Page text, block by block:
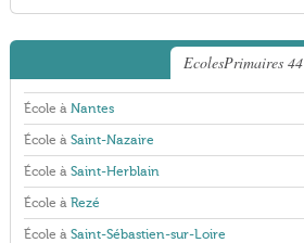
EcolesPrimaires 44
École à Nantes
École à Saint-Nazaire
École à Saint-Herblain
École à Rezé
École à Saint-Sébastien-sur-Loire